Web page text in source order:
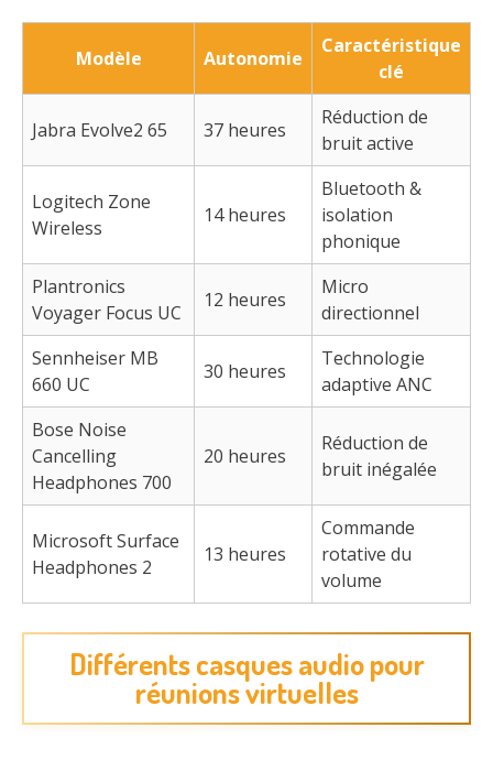
Modèle Autonomie
Caractéristique
clé
Jabra Evolve2 65 37 heures
Réduction de
bruit active
Logitech Zone
Wireless
14 heures
Bluetooth &
isolation
phonique
Plantronics
Voyager Focus UC
12 heures
Micro
directionnel
Sennheiser MB
660 UC
30 heures
Technologie
adaptive ANC
Bose Noise
Cancelling
Headphones 700
20 heures
Réduction de
bruit inégalée
Microsoft Surface
Headphones 2
13 heures
Commande
rotative du
volume
Différents casques audio pour
réunions virtuelles